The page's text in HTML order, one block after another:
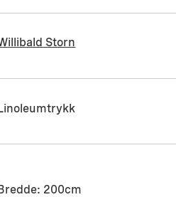
Storn
200cm